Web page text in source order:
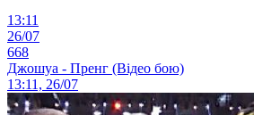
13:11
26/07
668
Джошуа - Пренг (Відео бою)
13:11, 26/07